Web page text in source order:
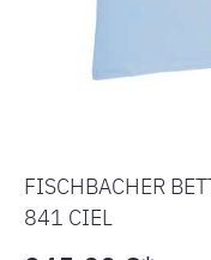
FISCHBACHER
841 CIEL